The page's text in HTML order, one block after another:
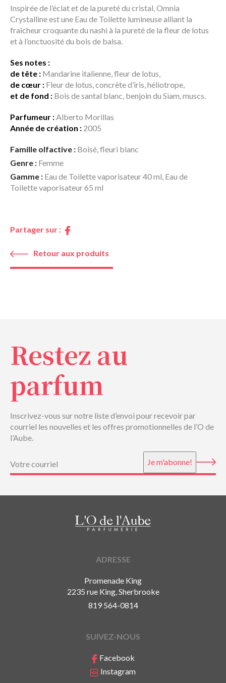
Inspirée de l’éclat et de la pureté du cristal, Omnia
Crystalline est une Eau de Toilette lumineuse alliant la
fraîcheur croquante du nashi à la pureté de la fleur de lotus
et à l’onctuosité du bois de balsa.
Ses notes :
de tête : Mandarine italienne, fleur de lotus,
de cœur : Fleur de lotus, concrète d’iris, héliotrope,
et de fond : Bois de santal blanc, benjoin du Siam, muscs.
Parfumeur : Alberto Morillas
Année de création : 2005
Famille olfactive : Boisé, fleuri blanc
Genre : Femme
Gamme : Eau de Toilette vaporisateur 40 ml, Eau de
Toilette vaporisateur 65 ml
Partager sur :
Retour aux produits
Restez au
parfum
Inscrivez-vous sur notre liste d’envoi pour recevoir par
courriel les nouvelles et les offres promotionnelles de l’O de
l’Aube.
Je m'abonne!
ADRESSE
Promenade King
2235 rue King, Sherbrooke
819 564-0814
SUIVEZ-NOUS
Facebook
Instagram